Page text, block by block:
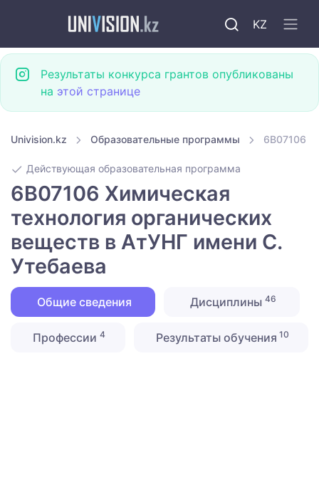
KZ
Результаты конкурса грантов опубликованы
на этой странице
Univision.kz Образовательные программы 6B07106
Действующая образовательная программа
6B07106 Химическая
технология органических
веществ в АтУНГ имени С.
Утебаева
Общие сведения Дисциплины 46
Профессии4 Результаты обучения 10